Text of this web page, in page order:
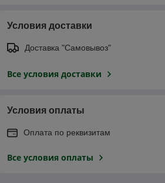
Условия доставки
Доставка "Самовывоз"
Все условия доставки
Условия оплаты
Оплата по реквизитам
Все условия оплаты